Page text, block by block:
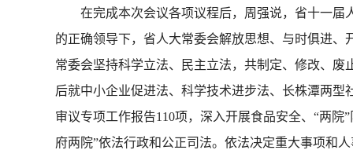
在完成本次会议各项议程后，周强说，省十一届
的正确领导下，省人大常委会解放思想、与时俱进
常委会坚持科学立法、民主立法，共制定、修改、
后就中小企业促进法、科学技术进步法、长株潭两
审议专项工作报告110项，深入开展食品安全、“两
府两院”依法行政和公正司法。依法决定重大事项和